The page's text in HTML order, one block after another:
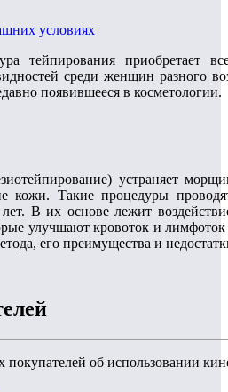
условиях
тейпирования приобретает
среди женщин разного
появившееся в косметологии.
устраняет
кожи. Такие процедуры
В их основе лежит
улучшают кровоток и
его преимущества и
покупателей об использовании